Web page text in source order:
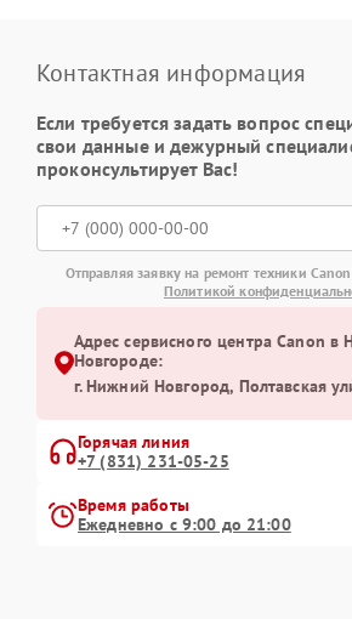
Контактная информация
Если требуется задать вопрос
свои данные и дежурный
проконсультирует Вас!
Отправляя заявку на ремонт техники
Политикой
Адрес сервисного центра Canon в
Новгороде:
г. Нижний Новгород, Полтавская
Горячая линия
+7 (831) 231-05-25
Время работы
Ежедневно с 9:00 до 21:00